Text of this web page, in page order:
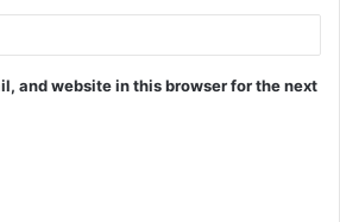
and website in this browser for the next